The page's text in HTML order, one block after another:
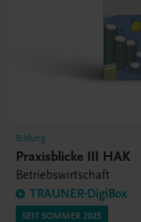
Bildung
Praxisblicke III HAK
Betriebswirtschaft
TRAUNER-DigiBox
SEIT SOMMER 2025